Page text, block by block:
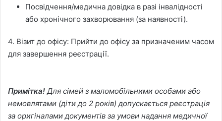
Посвідчення/медична довідка в разі інвалідності
або хронічного захворювання (за наявності).
4. Візит до офісу: Прийти до офісу за призначеним часом
для завершення реєстрації.
Примітка!Для сімей з маломобільними особами або
немовлятами (діти до 2 років) допускається реєстрація
за оригіналами документів за умови надання медичної